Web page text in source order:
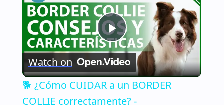
Play
Video
Watch on
🐕 ¿Cómo CUIDAR a un BORDER
COLLIE correctamente? -